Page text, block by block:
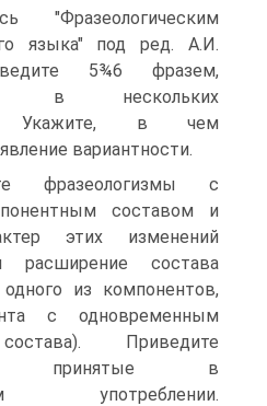
"Фразеологическим
языка" под ред. А.И.
5¾6 фразем,
в нескольких
Укажите, в чем
вариантности.
фразеологизмы с
составом и
этих изменений
расширение состава
из компонентов,
с одновременным
При­ведите
принятые в
употреб­лении.